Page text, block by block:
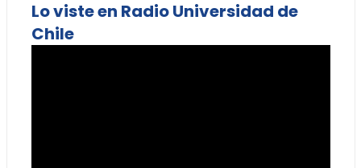
Lo viste en Radio Universidad de
Chile